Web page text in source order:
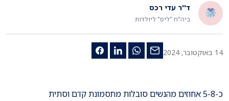
ד''ר עדי רכס
ביה"ח "ליס" ליולדות
14 באוקטובר, 2024
כ-5-8 אחוזים מהנשים סובלות מתסמונת קדם וסתית